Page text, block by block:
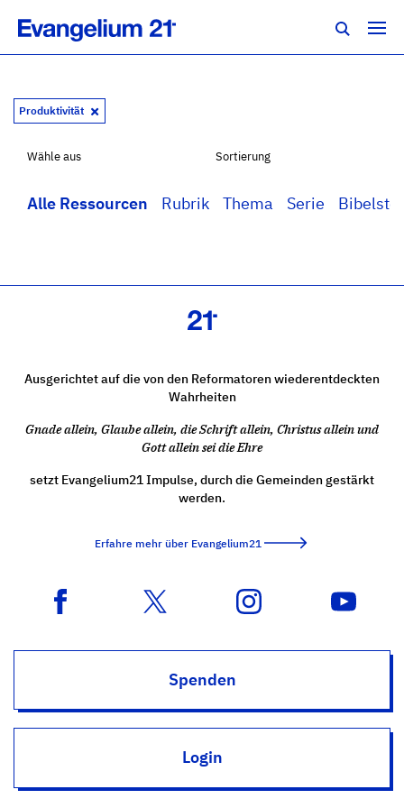
Produktivität
Wähle aus
Alle Ressourcen Rubrik Thema Serie
Sortierung
Ausgerichtet auf die von den Reformatoren wiederentdeckten
Wahrheiten
Gnade allein, Glaube allein, die Schrift allein, Christus allein und
Gott allein sei die Ehre
setzt Evangelium21 Impulse, durch die Gemeinden gestärkt
werden.
Erfahre mehr über Evangelium21
Spenden
Login